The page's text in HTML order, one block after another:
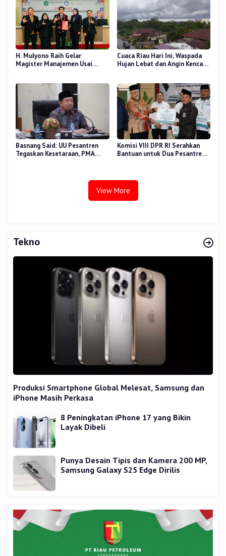
H. Mulyono Raih Gelar
Magister Manajemen Usai
Cuaca Riau Hari Ini, Waspada
Hujan Lebat dan Angin Kencang
Basnang Said: UU Pesantren
Tegaskan Kesetaraan, PMA
Komisi VIII DPR RI Serahkan
Bantuan untuk Dua Pesantren
View More
Tekno
Produksi Smartphone Global Melesat, Samsung dan
iPhone Masih Perkasa
8 Peningkatan iPhone 17 yang Bikin
Layak Dibeli
Punya Desain Tipis dan Kamera 200 MP,
Samsung Galaxy S25 Edge Dirilis